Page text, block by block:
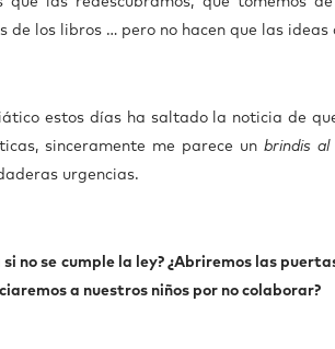
de los libros … pero no hacen que las ideas
estos días ha saltado la noticia de
sinceramente me parece unbrindis al
urgencias.
no se cumple la ley? ¿Abriremos las
a nuestros niños por no colaborar?